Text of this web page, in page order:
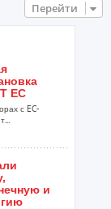
Перейти
EC
с EC-
и